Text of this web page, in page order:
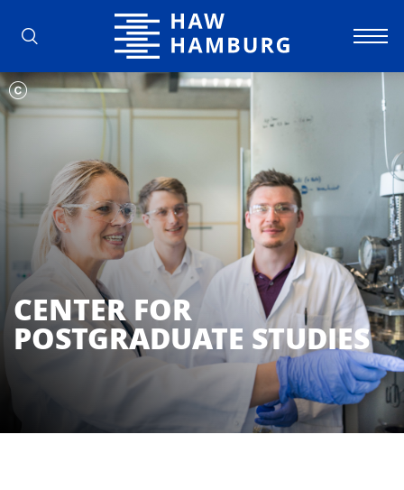
Hochschule für Angewandte
CENTER FOR
POSTGRADUATE STUDIES